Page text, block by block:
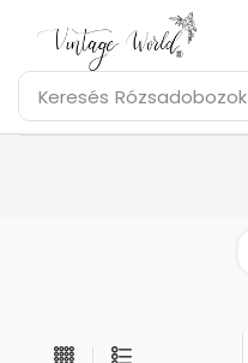
Keresés Rózsadobozok